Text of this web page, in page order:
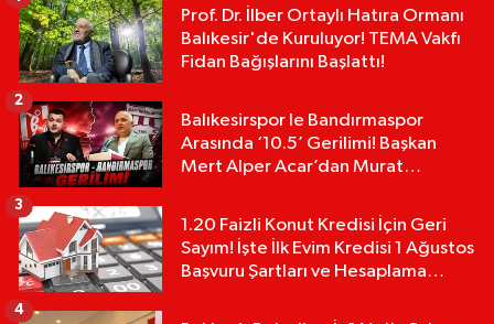
Prof. Dr. İlber Ortaylı Hatıra Ormanı
Balıkesir'de Kuruluyor! TEMA Vakfı
Fidan Bağışlarını Başlattı!
Balıkesirspor le Bandırmaspor
Arasında ‘10.5’ Gerilimi! Başkan
Mert Alper Acar’dan Murat
2
1.20 Faizli Konut Kredisi İçin Geri
Sayım! İşte İlk Evim Kredisi 1 Ağustos
Başvuru Şartları ve Hesaplama
3
4